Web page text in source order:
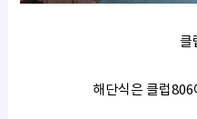
클
해단식은 클럽